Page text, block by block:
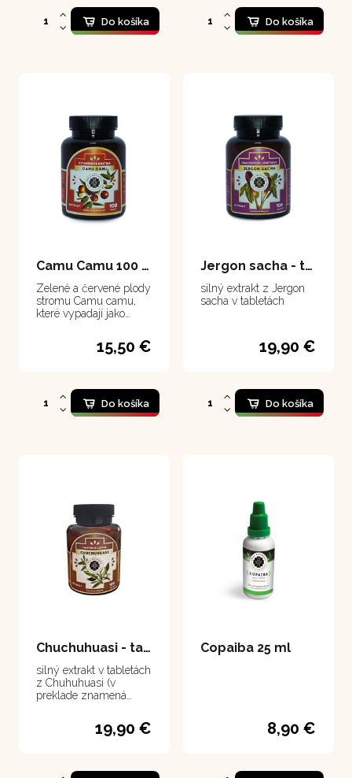
Do košíka Do košíka
Camu Camu 100 kapsúl
Zelené a červené plody
stromu Camu camu,
které vypadají jako
obsahem vitaminu C.
zdrojem vitaminu C,
obsahují ho třicetkrát
více než citrusy. Mají
15,50 €
Do košíka
Jergon sacha - tablety 100 tabliet
silný extrakt z Jergon
sacha v tabletách
19,90 €
Do košíka
Chuchuhuasi - tablety 100 tabliet
silný extrakt v tabletách
z Chuhuhuasi (v
preklade znamená
znamená "Opravený
19,90 €
Copaiba 25 ml
8,90 €